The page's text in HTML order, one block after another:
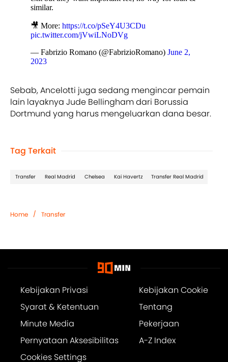
similar.
🎥 More: https://t.co/pSeY4U3CDu
pic.twitter.com/jVwiLNoDVg
— Fabrizio Romano (@FabrizioRomano) June 2,
2023
Sebab, Ancelotti juga sedang mengincar pemain
lain layaknya Jude Bellingham dari Borussia
Dortmund yang harus mengeluarkan dana besar.
Tag Terkait
Transfer Real Madrid Chelsea Kai Havertz Transfer Real Madrid
Home / Transfer
Kebijakan Privasi
Kebijakan Cookie
Syarat & Ketentuan
Tentang
Minute Media
Pekerjaan
Pernyataan Aksesibilitas
A-Z Index
Cookies Settings